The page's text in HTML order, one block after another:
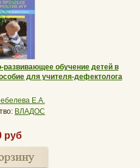
развивающее обучение детей в
для учителя-дефектолога
Е.А.
ВЛАДОС
руб